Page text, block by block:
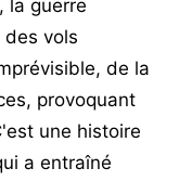
la guerre
des vols
de la
provoquant
une histoire
a entraîné